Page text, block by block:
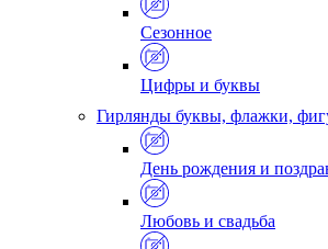
Сезонное
Цифры и буквы
Гирлянды буквы, флажки,
День рождения и
Любовь и свадьба